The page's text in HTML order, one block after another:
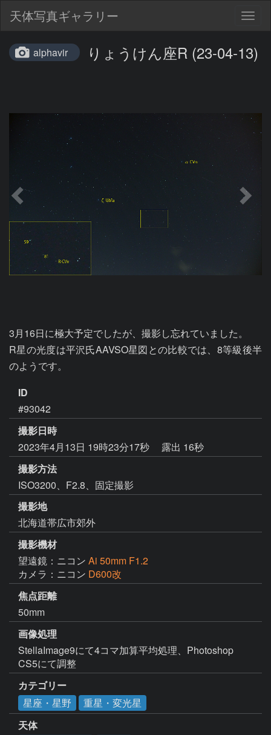
天体写真ギャラリー
alphavir りょうけん座R (23-04-13)
3月16日に極大予定でしたが、撮影し忘れていました。
R星の光度は平沢氏AAVSO星図との比較では、8等級後半
のようです。
ID
#93042
撮影日時
2023年4月13日 19時23分17秒
露出 16秒
撮影方法
ISO3200、F2.8、固定撮影
撮影地
北海道帯広市郊外
撮影機材
望遠鏡：ニコン Ai 50mm F1.2
カメラ：ニコン D600改
焦点距離
50mm
画像処理
StellaImage9にて4コマ加算平均処理、Photoshop
CS5にて調整
カテゴリー
星座・星野
重星・変光星
天体